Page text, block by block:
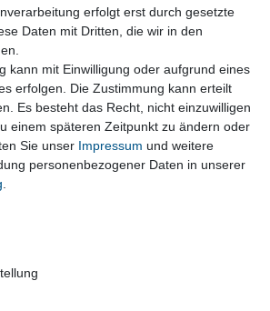
inkl. ges. MwSt.
zzgl. Versandkosten
Tachos, Stellmotoren,
Vertrag widerrufen
erfolgt erst durch gesetzte
Daten mit Dritten, die wir in den
kann mit Einwilligung oder aufgrund eines
erfolgen. Die Zustimmung kann erteilt
Es besteht das Recht, nicht einzuwilligen
einem späteren Zeitpunkt zu ändern oder
Sie unser Impressum und weitere
personenbezogener Daten in unserer